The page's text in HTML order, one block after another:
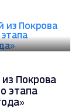
Покрова
этапа